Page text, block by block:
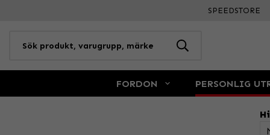
SPEEDSTORE
FORDON PERSONLIG